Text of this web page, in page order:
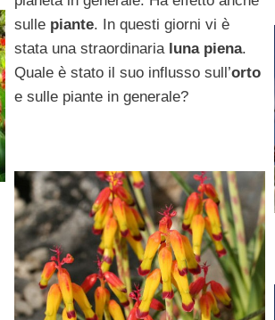
sulle piante. In questi giorni vi è
stata una straordinaria luna piena.
Quale è stato il suo influsso sull’orto
e sulle piante in generale?